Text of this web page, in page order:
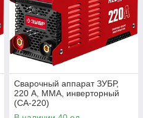
Сварочный аппарат ЗУБР,
220 А, MMA, инверторный
(СА-220)